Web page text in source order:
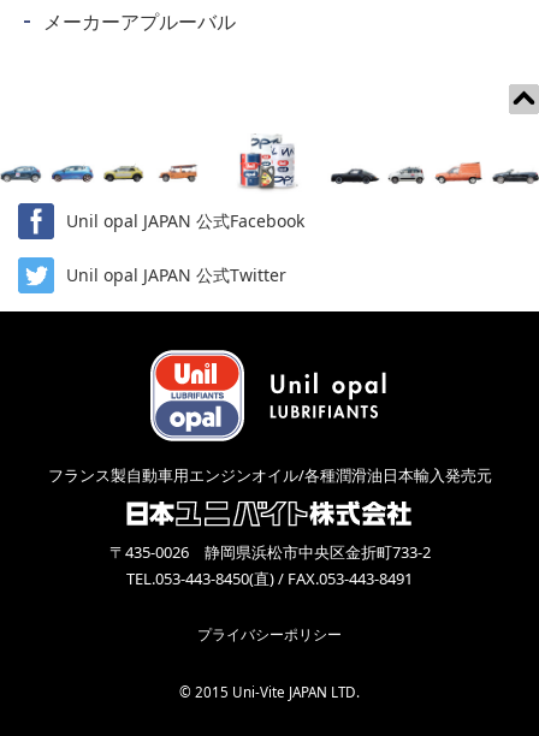
メーカーアプルーバル
Unil opal JAPAN 公式Facebook
Unil opal JAPAN 公式Twitter
フランス製自動車用エンジンオイル/各種潤滑油日本輸入発売元
〒435-0026 静岡県浜松市中央区金折町733-2
TEL.053-443-8450(直) / FAX.053-443-8491
プライバシーポリシー
© 2015 Uni-Vite JAPAN LTD.